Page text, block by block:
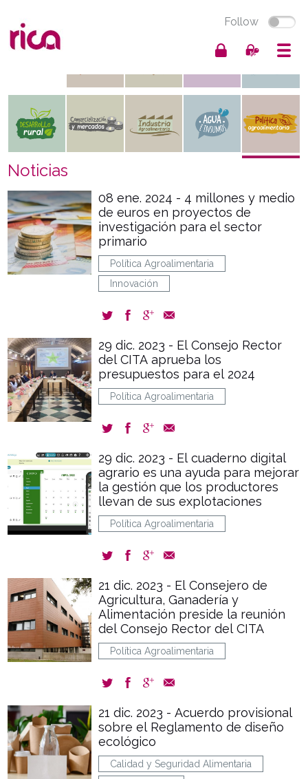
Follow
Noticias
08 ene. 2024 - 4 millones y medio
de euros en proyectos de
investigación para el sector
primario
Política Agroalimentaria
Innovación
29 dic. 2023 - El Consejo Rector
del CITA aprueba los
presupuestos para el 2024
Política Agroalimentaria
29 dic. 2023 - El cuaderno digital
agrario es una ayuda para mejorar
la gestión que los productores
llevan de sus explotaciones
Política Agroalimentaria
21 dic. 2023 - El Consejero de
Agricultura, Ganadería y
Alimentación preside la reunión
del Consejo Rector del CITA
Política Agroalimentaria
21 dic. 2023 - Acuerdo provisional
sobre el Reglamento de diseño
ecológico
Calidad y Seguridad Alimentaria